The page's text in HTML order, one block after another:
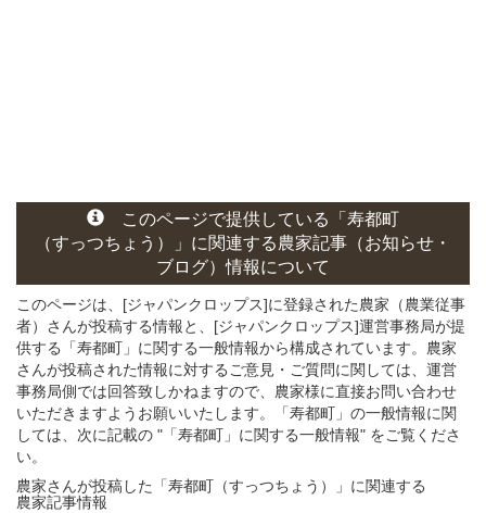
このページで提供している
「寿都町
（すっつちょう）」 に関連する農家記事（お知らせ・
ブログ）情報について
このページは、[ジャパンクロップス]に登録された農家（農業従事
者）さんが投稿する情報と、[ジャパンクロップス]運営事務局が提
供する「寿都町」に関する一般情報から構成されています。農家
さんが投稿された情報に対するご意見・ご質問に関しては、運営
事務局側では回答致しかねますので、農家様に直接お問い合わせ
いただきますようお願いいたします。「寿都町」の一般情報に関
しては、次に記載の "「寿都町」に関する一般情報" をご覧くださ
い。
農家さんが投稿した「寿都町（すっつちょう）」 に関連する
農家記事情報